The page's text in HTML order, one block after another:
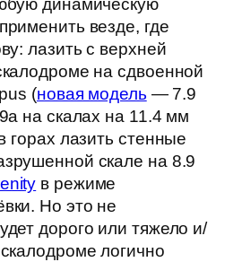
динамическую
везде, где
лазить с верхней
на сдвоенной
(новая модель — 7.9
на скалах на 11.4 мм
горах лазить стенные
скале на 8.9
в режиме
Но это не
дорого или тяжело и/
логично